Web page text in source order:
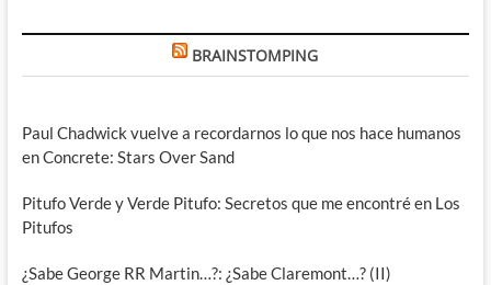
BRAINSTOMPING
Paul Chadwick vuelve a recordarnos lo que nos hace humanos
en Concrete: Stars Over Sand
Pitufo Verde y Verde Pitufo: Secretos que me encontré en Los
Pitufos
¿Sabe George RR Martin…?: ¿Sabe Claremont…? (II)